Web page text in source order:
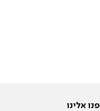
פנו אלינו